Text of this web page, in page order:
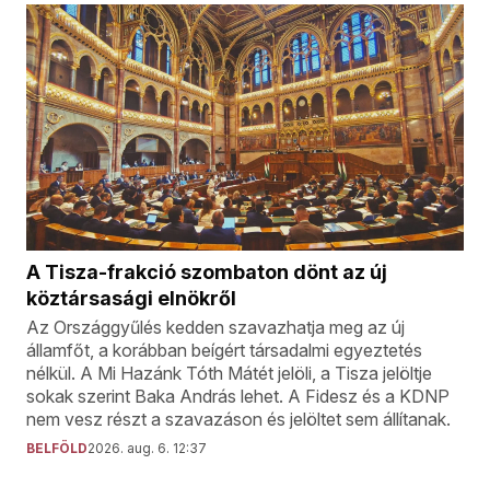
A Tisza-frakció szombaton dönt az új
köztársasági elnökről
Az Országgyűlés kedden szavazhatja meg az új
államfőt, a korábban beígért társadalmi egyeztetés
nélkül. A Mi Hazánk Tóth Mátét jelöli, a Tisza jelöltje
sokak szerint Baka András lehet. A Fidesz és a KDNP
nem vesz részt a szavazáson és jelöltet sem állítanak.
BELFÖLD2026. aug. 6. 12:37